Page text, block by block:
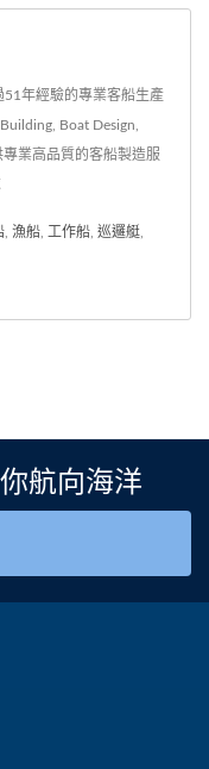
年經驗的專業客船生產
Boat Design,
業高品質的客船製造服
漁船 工作船 巡邏艇
航向海洋